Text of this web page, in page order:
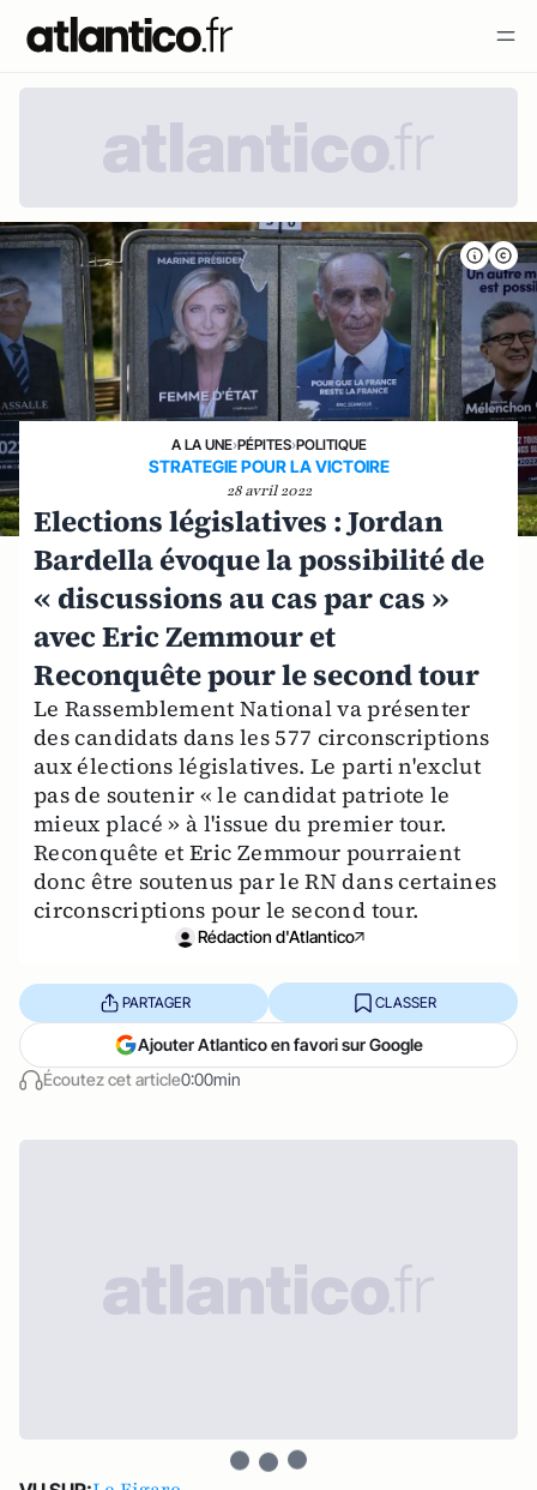
A LA UNE›PÉPITES›POLITIQUE
STRATEGIE POUR LA VICTOIRE
28 avril 2022
Elections législatives : Jordan
Bardella évoque la possibilité de
« discussions au cas par cas »
avec Eric Zemmour et
Reconquête pour le second tour
Le Rassemblement National va présenter
des candidats dans les 577 circonscriptions
aux élections législatives. Le parti n'exclut
pas de soutenir « le candidat patriote le
mieux placé » à l'issue du premier tour.
Reconquête et Eric Zemmour pourraient
donc être soutenus par le RN dans certaines
circonscriptions pour le second tour.
Rédaction d'Atlantico
Écoutez cet article0:00min
PARTAGER CLASSER
Ajouter Atlantico en favori sur Google